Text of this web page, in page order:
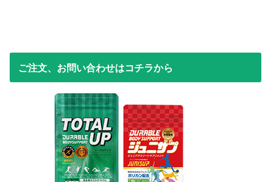
ご注文、お問い合わせはコチラから